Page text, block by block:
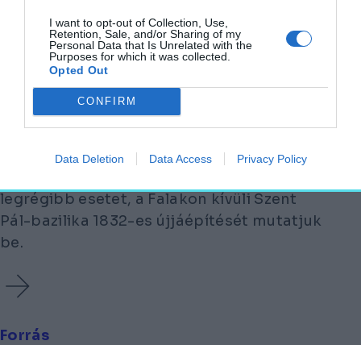
I want to opt-out of Collection, Use,
Retention, Sale, and/or Sharing of my
Personal Data that Is Unrelated with the
Purposes for which it was collected.
Opted Out
CONFIRM
Data Deletion Data Access Privacy Policy
„Ahogy volt, ahol volt” – Szent
Pál római bazilikája
legrégibb esetet, a Falakon kívüli Szent
Pál-bazilika 1832-es újjáépítését mutatjuk
be.
Forrás